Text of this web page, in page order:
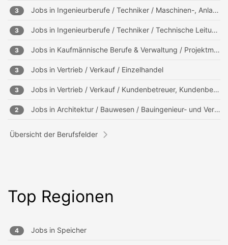
3 Jobs in Ingenieurberufe / Techniker / Maschinen-, Anlagenbau
3 Jobs in Ingenieurberufe / Techniker / Technische Leitung, Projektleitung
3 Jobs in Kaufmännische Berufe & Verwaltung / Projektmanagement, Projektleitung
3 Jobs in Vertrieb / Verkauf / Einzelhandel
3 Jobs in Vertrieb / Verkauf / Kundenbetreuer, Kundenberater
2 Jobs in Architektur / Bauwesen / Bauingenieur- und Vermessungswesen
Übersicht der Berufsfelder
Top Regionen
4 Jobs in Speicher